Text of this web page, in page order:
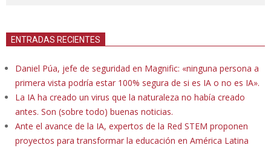
ENTRADAS RECIENTES
Daniel Púa, jefe de seguridad en Magnific: «ninguna persona a
primera vista podría estar 100% segura de si es IA o no es IA».
La IA ha creado un virus que la naturaleza no había creado
antes. Son (sobre todo) buenas noticias.
Ante el avance de la IA, expertos de la Red STEM proponen
proyectos para transformar la educación en América Latina